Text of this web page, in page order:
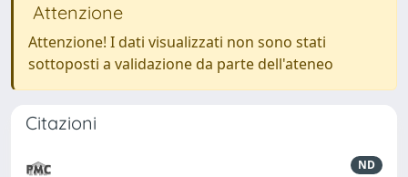
Attenzione
Attenzione! I dati visualizzati non sono stati
sottoposti a validazione da parte dell'ateneo
Citazioni
ND